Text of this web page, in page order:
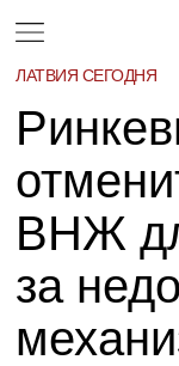
ЛАТВИЯ СЕГОДНЯ
ВНЖ
за